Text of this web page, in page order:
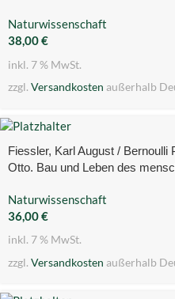
Naturwissenschaft
38,00€
inkl. 7 % MwSt.
zzgl. Versandkosten außerhalb
Fiessler, Karl August / Bernoulli
Otto. Bau und Leben des
Naturwissenschaft
36,00€
inkl. 7 % MwSt.
zzgl. Versandkosten außerhalb